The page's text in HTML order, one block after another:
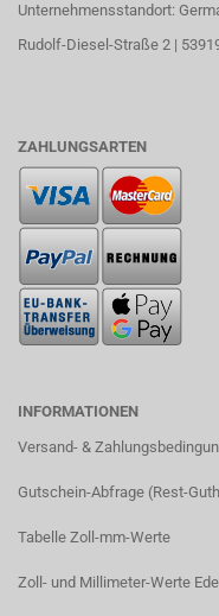
Unternehmensstandort:
Rudolf-Diesel-Straße 2 |
ZAHLUNGSARTEN
INFORMATIONEN
Versand- &
Gutschein-Abfrage (Rest-
Tabelle Zoll-mm-Werte
Zoll- und Millimeter-Werte